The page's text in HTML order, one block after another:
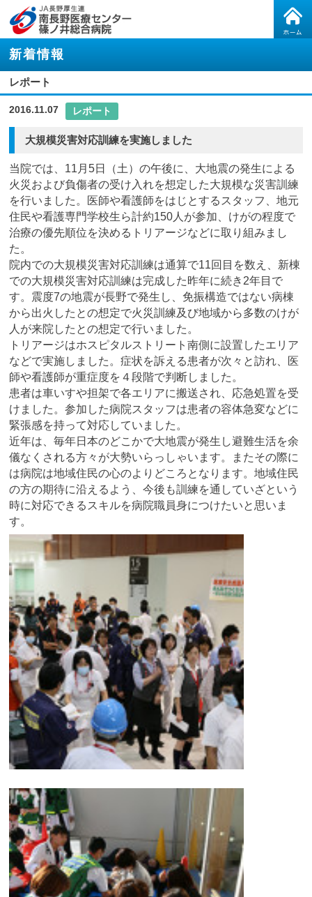
新着情報
レポート
2016.11.07 レポート
大規模災害対応訓練を実施しました
当院では、11月5日（土）の午後に、大地震の発生による
火災および負傷者の受け入れを想定した大規模な災害訓練
を行いました。医師や看護師をはじとするスタッフ、地元
住民や看護専門学校生ら計約150人が参加、けがの程度で
治療の優先順位を決めるトリアージなどに取り組みまし
た。
院内での大規模災害対応訓練は通算で11回目を数え、新棟
での大規模災害対応訓練は完成した昨年に続き2年目で
す。震度7の地震が長野で発生し、免振構造ではない病棟
から出火したとの想定で火災訓練及び地域から多数のけが
人が来院したとの想定で行いました。
トリアージはホスピタルストリート南側に設置したエリア
などで実施しました。症状を訴える患者が次々と訪れ、医
師や看護師が重症度を４段階で判断しました。
患者は車いすや担架で各エリアに搬送され、応急処置を受
けました。参加した病院スタッフは患者の容体急変などに
緊張感を持って対応していました。
近年は、毎年日本のどこかで大地震が発生し避難生活を余
儀なくされる方々が大勢いらっしゃいます。またその際に
は病院は地域住民の心のよりどころとなります。地域住民
の方の期待に沿えるよう、今後も訓練を通していざという
時に対応できるスキルを病院職員身につけたいと思いま
す。